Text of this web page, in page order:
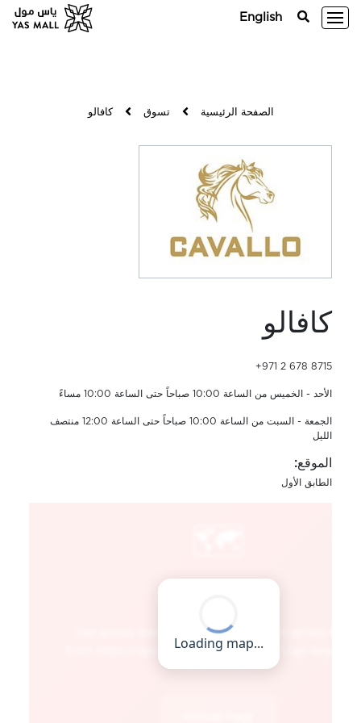
English
الصفحة الرئيسية تسوق كافالو
كافالو
+971 2 678 8715
الأحد - الخميس من الساعة 10:00 صباحاً حتى الساعة 10:00 مساءً
الجمعة - السبت من الساعة 10:00 صباحاً حتى الساعة 12:00 منتصف
الليل
الموقع:
الطابق الأول